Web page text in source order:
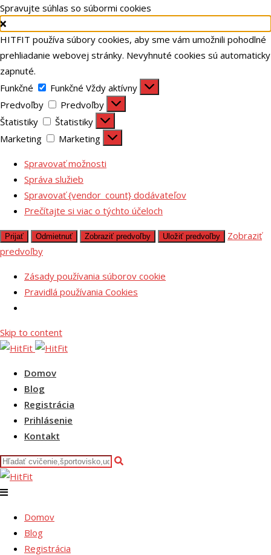
Spravujte súhlas so súbormi cookies
HITFIT používa súbory cookies, aby sme vám umožnili pohodlné
prehliadanie webovej stránky. Nevyhnuté cookies sú automaticky
zapnuté.
Funkčné
Funkčné Vždy aktívny
Predvoľby
Predvoľby
Štatistiky
Štatistiky
Marketing
Marketing
Spravovať možnosti
Správa služieb
Spravovať {vendor_count} dodávateľov
Prečítajte si viac o týchto účeloch
Prijať Odmietnuť Zobraziť predvoľby Uložiť predvoľby
Zobraziť
predvoľby
Zásady používania súborov cookie
Pravidlá používania Cookies
Skip to content
Domov
Blog
Registrácia
Prihlásenie
Kontakt
Domov
Blog
Registrácia